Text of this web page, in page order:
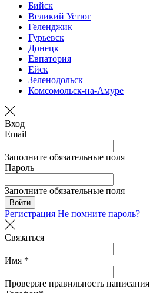
Бийск
Великий Устюг
Геленджик
Гурьевск
Донецк
Евпатория
Ейск
Зеленодольск
Комсомольск-на-Амуре
Вход
Email
Заполните обязательные поля
Пароль
Заполните обязательные поля
Войти
Регистрация Не помните пароль?
Связаться
Имя *
Проверьте правильность написания